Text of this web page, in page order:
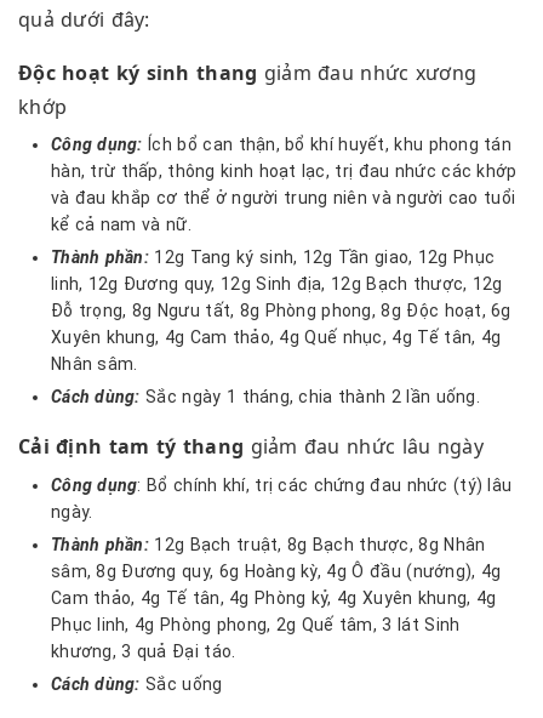
quả dưới đây:
Độc hoạt ký sinh thang giảm đau nhức xương
khớp
Công dụng: Ích bổ can thận, bổ khí huyết, khu phong tán
hàn, trừ thấp, thông kinh hoạt lạc, trị đau nhức các khớp
và đau khắp cơ thể ở người trung niên và người cao tuổi
kể cả nam và nữ.
Thành phần:12g Tang ký sinh, 12g Tần giao, 12g Phục
linh, 12g Đương quy, 12g Sinh địa, 12g Bạch thược, 12g
Đỗ trọng, 8g Ngưu tất, 8g Phòng phong, 8g Độc hoạt, 6g
Xuyên khung, 4g Cam thảo, 4g Quế nhục, 4g Tế tân, 4g
Nhân sâm.
Cách dùng: Sắc ngày 1 tháng, chia thành 2 lần uống.
Cải định tam tý thang giảm đau nhức lâu ngày
Công dụng: Bổ chính khí, trị các chứng đau nhức (tý) lâu
ngày.
Thành phần:12g Bạch truật, 8g Bạch thược, 8g Nhân
sâm, 8g Đương quy, 6g Hoàng kỳ, 4g Ô đầu (nướng), 4g
Cam thảo, 4g Tế tân, 4g Phòng kỷ, 4g Xuyên khung, 4g
Phục linh, 4g Phòng phong, 2g Quế tâm, 3 lát Sinh
khương, 3 quả Đại táo.
Cách dùng: Sắc uống